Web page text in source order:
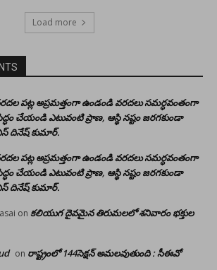
Load more
పట్ల అప్రమత్తంగా ఉండండి వరదలు సమర్ధవంతంగా
చేయండి ఎటువంటి ప్రాణ, ఆస్థి నష్టం జరగకుండా
దినేష్ కుమార్.
పట్ల అప్రమత్తంగా ఉండండి వరదలు సమర్ధవంతంగా
చేయండి ఎటువంటి ప్రాణ, ఆస్థి నష్టం జరగకుండా
దినేష్ కుమార్.
on కలియుగ దైవమైన తిరుమలలో శనివారం భక్తుల
on రాష్ట్రంలో 144సెక్షన్ అమలవుతుంది : సీఈవో